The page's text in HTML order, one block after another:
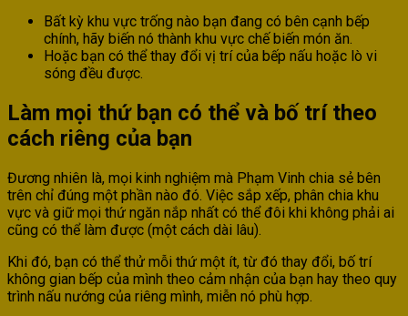
Bất kỳ khu vực trống nào bạn đang có bên cạnh bếp
chính, hãy biến nó thành khu vực chế biến món ăn.
Hoặc bạn có thể thay đổi vị trí của bếp nấu hoặc lò vi
sóng đều được.
Làm mọi thứ bạn có thể và bố trí theo
cách riêng của bạn
Đương nhiên là, mọi kinh nghiệm mà Phạm Vinh chia sẻ bên
trên chỉ đúng một phần nào đó. Việc sắp xếp, phân chia khu
vực và giữ mọi thứ ngăn nắp nhất có thể đôi khi không phải ai
cũng có thể làm được (một cách dài lâu).
Khi đó, bạn có thể thử mỗi thứ một ít, từ đó thay đổi, bố trí
không gian bếp của mình theo cảm nhận của bạn hay theo quy
trình nấu nướng của riêng mình, miễn nó phù hợp.